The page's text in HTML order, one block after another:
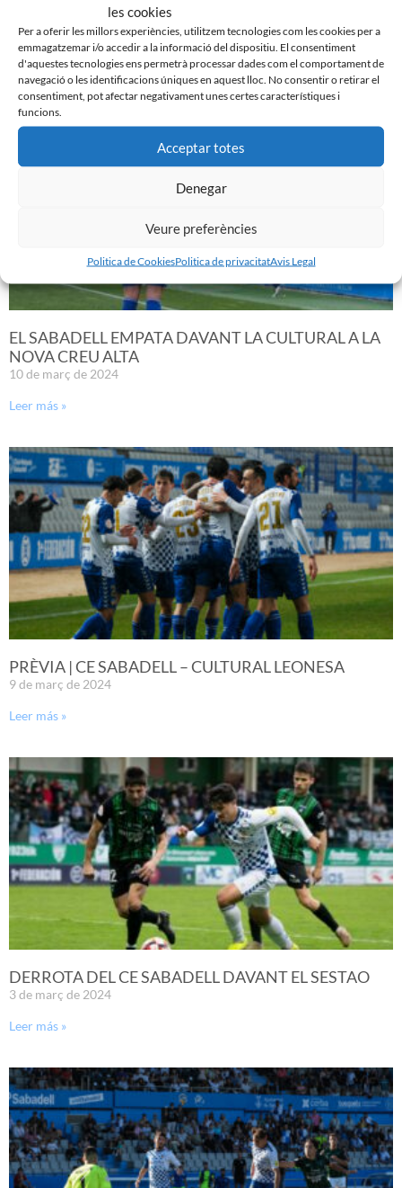
les cookies
Per a oferir les millors experiències, utilitzem tecnologies com les cookies per a
emmagatzemar i/o accedir a la informació del dispositiu. El consentiment
d'aquestes tecnologies ens permetrà processar dades com el comportament de
navegació o les identificacions úniques en aquest lloc. No consentir o retirar el
consentiment, pot afectar negativament unes certes característiques i
funcions.
Acceptar totes
Denegar
Veure preferències
Politica de CookiesPolitica de privacitatAvis Legal
Noticias Relacionadas
EL SABADELL EMPATA DAVANT LA CULTURAL A LA
NOVA CREU ALTA
10 de març de 2024
Leer más »
PRÈVIA | CE SABADELL – CULTURAL LEONESA
9 de març de 2024
Leer más »
DERROTA DEL CE SABADELL DAVANT EL SESTAO
3 de març de 2024
Leer más »